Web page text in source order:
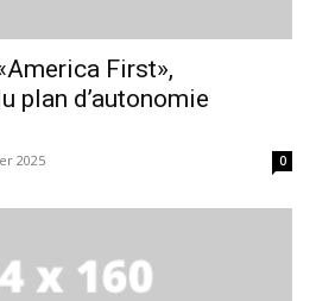
First»,
plan d’autonomie
2025 0